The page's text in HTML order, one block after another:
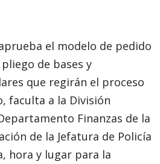
el modelo de pedido
de bases y
que regirán el proceso
faculta a la División
Finanzas de la
de la Jefatura de Policía
hora y lugar para la